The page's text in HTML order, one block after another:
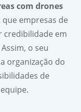
com drones
empresas de
em
o seu
organização do
de